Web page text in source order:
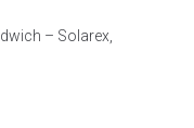
– Solarex,